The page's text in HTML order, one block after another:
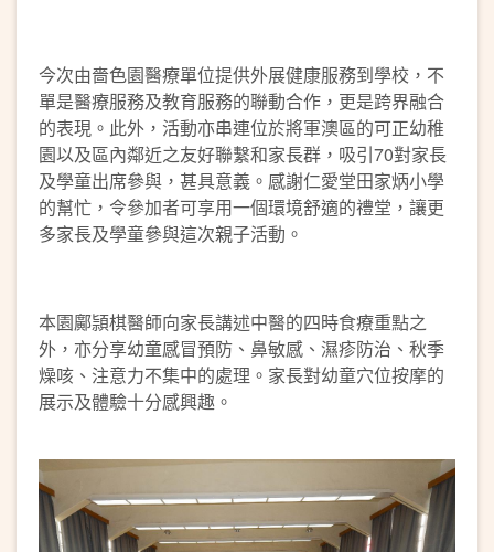
今次由嗇色園醫療單位提供外展健康服務到學校，不
單是醫療服務及教育服務的聯動合作，更是跨界融合
的表現。此外，活動亦串連位於將軍澳區的可正幼稚
園以及區內鄰近之友好聯繫和家長群，吸引70對家長
及學童出席參與，甚具意義。感謝仁愛堂田家炳小學
的幫忙，令參加者可享用一個環境舒適的禮堂，讓更
多家長及學童參與這次親子活動。
本園鄺頴棋醫師向家長講述中醫的四時食療重點之
外，亦分享幼童感冒預防、鼻敏感、濕疹防治、秋季
燥咳、注意力不集中的處理。家長對幼童穴位按摩的
展示及體驗十分感興趣。